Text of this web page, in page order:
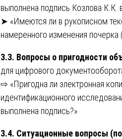
выполнена подпись Козлова К.К.
➤ «Имеются ли в рукописном
намеренного изменения почерка
3.3. Вопросы о пригодности
для цифрового
⇨ «Пригодна ли электронная
идентификационного
выполнена подпись?»
3.4. Ситуационные вопросы